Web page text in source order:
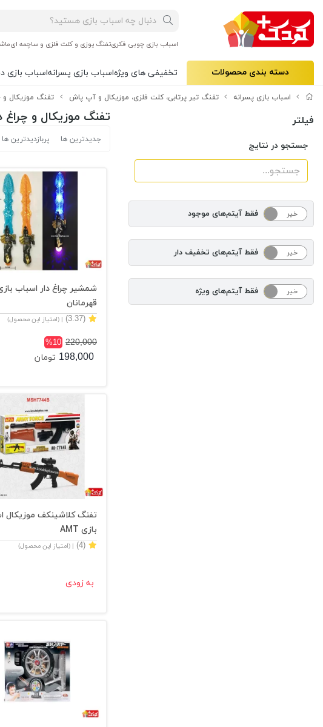
اسباب بازی چوبی فکریتفنگ یوزی و کلت فلزی و ساچمه ای
دسته بندی محصولات تخفیفی های ویژهاسباب بازی پسرانهاسباب بازی
اسباب بازی پسرانه تفنگ تیر پرتابی، کلت فلزی، موزیکال و آپ پاش تفنگ موزیکال و
فیلتر
جستجو در نتایج
بله خیر فقط آیتم‌های موجود
بله خیر فقط آیتم‌های تخفیف دار
بله خیر فقط آیتم‌های ویژه
تفنگ موزیکال و چراغ
جدیدترین ها پربازدیدترین ها
شمشیر چراغ دار اسباب
قهرمانان
(3.37) | (امتیاز این محصول)
220,000
%10
198,000 تومان
تفنگ کلاشینکف موزیکال
بازی AMT
(4) | (امتیاز این محصول)
به زودی